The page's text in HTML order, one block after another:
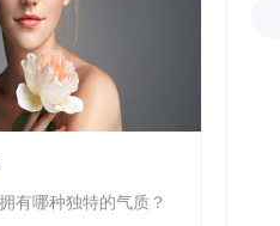
有哪种独特的气质？